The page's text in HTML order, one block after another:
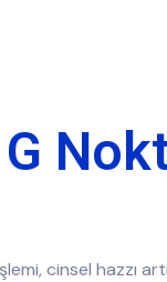
cinsel hazzı